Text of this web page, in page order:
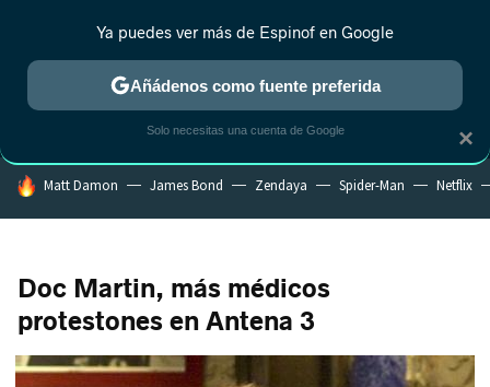
MENÚ NUEVO
ESTRENOS REALITY ANIME RANKINGS CINE
HOY SE HABLA DE
Matt Damon James Bond Zendaya Spider-Man Netflix
Doc Martin, más médicos
protestones en Antena 3
×
Ya puedes ver más de Espinof en Google
Añádenos como fuente preferida
Solo necesitas una cuenta de Google